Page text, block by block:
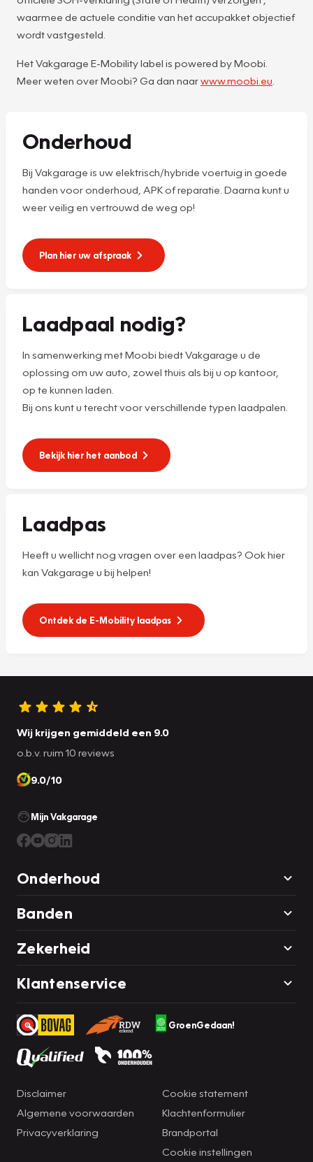
waarmee de actuele conditie van het accupakket objectief
wordt vastgesteld.
Het Vakgarage E-Mobility label is powered by Moobi.
Meer weten over Moobi? Ga dan naarwww.moobi.eu
Onderhoud
Bij Vakgarage is uw elektrisch/hybride voertuig in goede
handen voor onderhoud, APK of reparatie. Daarna kunt u
weer veilig en vertrouwd de weg op!
Plan hier uw afspraak
Laadpaal nodig?
In samenwerking met Moobi biedt Vakgarage u de
oplossing om uw auto, zowel thuis als bij u op kantoor,
op te kunnen laden.
Bij ons kunt u terecht voor verschillende typen laadpalen.
Bekijk hier het aanbod
Laadpas
Heeft u wellicht nog vragen over een laadpas? Ook hier
kan Vakgarage u bij helpen!
Ontdek de E-Mobility laadpas
Wij krijgen gemiddeld een 9.0
o.b.v. ruim 10 reviews
9.0/10
Mijn Vakgarage
Onderhoud
Banden
Zekerheid
Klantenservice
GroenGedaan!
Disclaimer
Algemene voorwaarden
Privacyverklaring
Cookie statement
Klachtenformulier
Brandportal
Cookie instellingen